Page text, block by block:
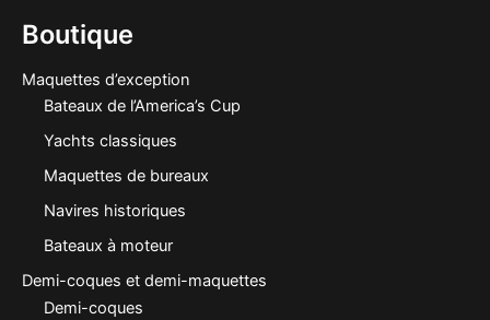
Boutique
Maquettes d’exception
Bateaux de l’America’s Cup
Yachts classiques
Maquettes de bureaux
Navires historiques
Bateaux à moteur
Demi-coques et demi-maquettes
Demi-coques